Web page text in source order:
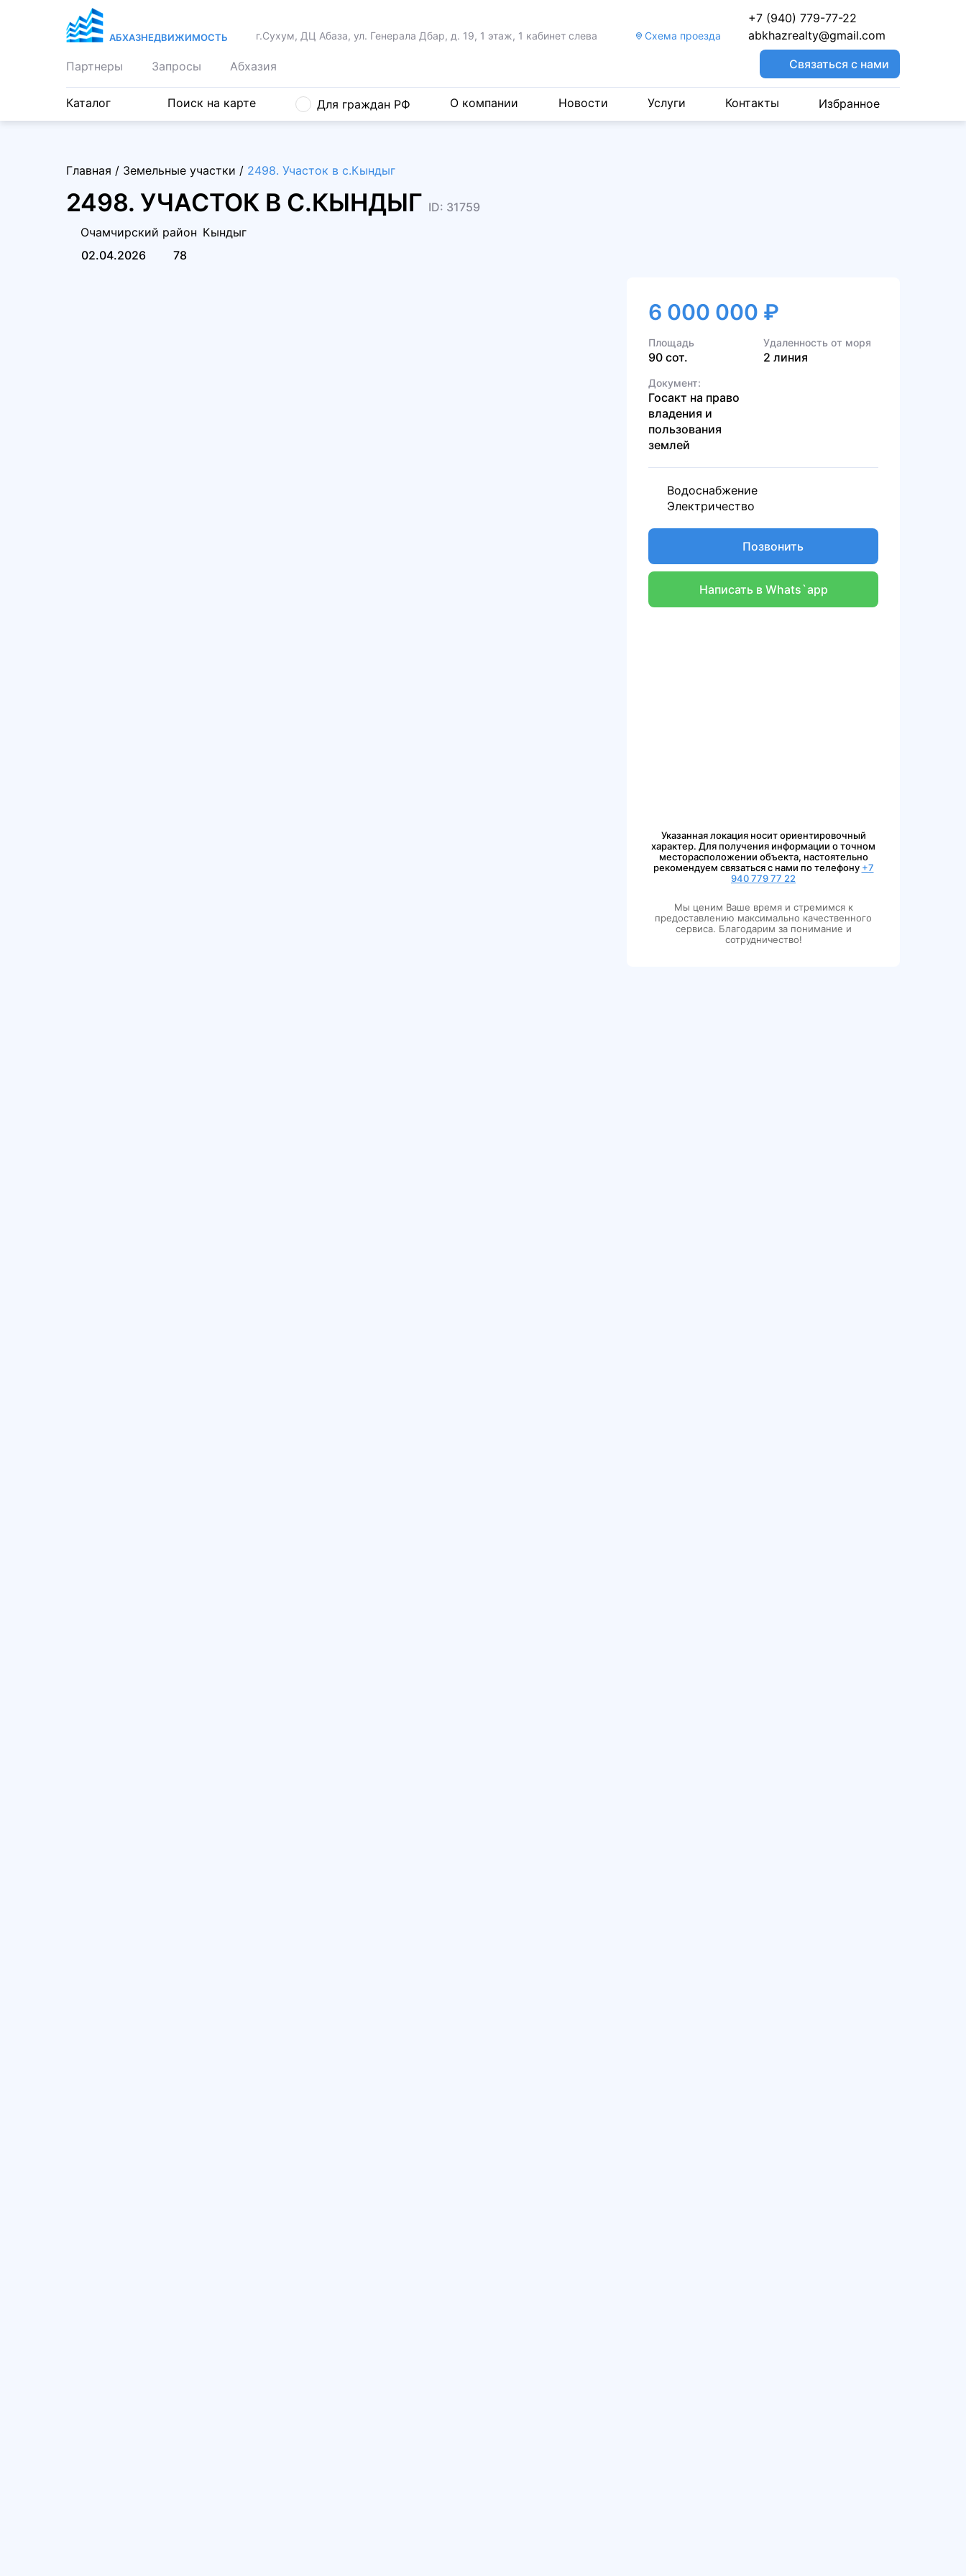
АБХАЗНЕДВИЖИМОСТЬ г.Сухум, ДЦ Абаза, ул. Генерала Дбар, д. 19, 1 этаж, 1 кабинет слева Cхема проезда
+7 (940) 779-77-22
abkhazrealty@gmail.com
Партнеры Запросы Абхазия Связаться с нами
Каталог Поиск на карте Для граждан РФ О компании Новости Услуги Контакты Избранное
Главная / Земельные участки / 2498. Участок в с.Кындыг
2498. УЧАСТОК В С.КЫНДЫГ ID: 31759
Очамчирский район Кындыг
02.04.2026
78
6 000 000 ₽
Площадь
90 сот.
Удаленность от моря
2 линия
Документ:
Госакт на право
владения и
пользования
землей
Водоснабжение
Электричество
Позвонить
Написать в Whats`app
Указанная локация носит ориентировочный
характер. Для получения информации о точном
месторасположении объекта, настоятельно
рекомендуем связаться с нами по телефону +7
940 779 77 22
Мы ценим Ваше время и стремимся к
предоставлению максимально качественного
сервиса. Благодарим за понимание и
сотрудничество!